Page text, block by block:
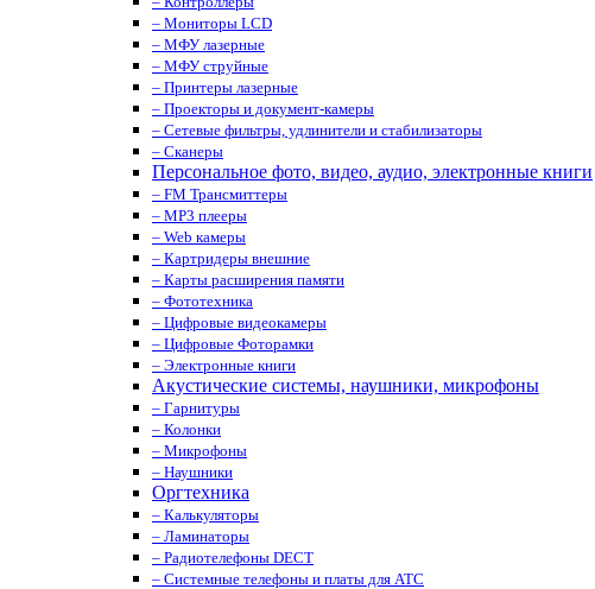
– Мониторы LCD
– МФУ лазерные
– МФУ струйные
– Принтеры лазерные
– Проекторы и документ-камеры
– Сетевые фильтры, удлинители и стабилизаторы
– Сканеры
Персональное фото, видео, аудио, электронные книги
– FM Трансмиттеры
– MP3 плееры
– Web камеры
– Картридеры внешние
– Карты расширения памяти
– Фототехника
– Цифровые видеокамеры
– Цифровые Фоторамки
– Электронные книги
Акустические системы, наушники, микрофоны
– Гарнитуры
– Колонки
– Микрофоны
– Наушники
Оргтехника
– Калькуляторы
– Ламинаторы
– Радиотелефоны DECT
– Системные телефоны и платы для АТС